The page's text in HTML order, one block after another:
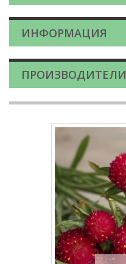
ИНФОРМАЦИЯ
ПРОИЗВОДИТЕЛИ